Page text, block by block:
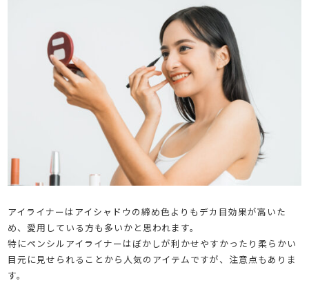
アイライナーはアイシャドウの締め色よりもデカ目効果が高いた
め、愛用している方も多いかと思われます。
特にペンシルアイライナーはぼかしが利かせやすかったり柔らかい
目元に見せられることから人気のアイテムですが、注意点もありま
す。